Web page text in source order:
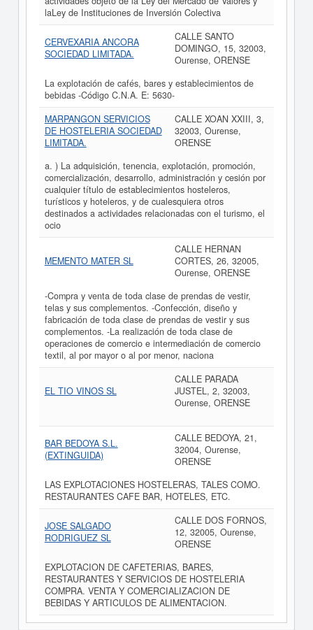
laLey de Instituciones de Inversión Colectiva
CERVEXARIA ANCORA
SOCIEDAD LIMITADA.
CALLE SANTO
DOMINGO, 15, 32003,
Ourense, ORENSE
La explotación de cafés, bares y establecimientos de
bebidas -Código C.N.A. E: 5630-
MARPANGON SERVICIOS
DE HOSTELERIA SOCIEDAD
LIMITADA.
CALLE XOAN XXIII, 3,
32003, Ourense,
ORENSE
a. ) La adquisición, tenencia, explotación, promoción,
comercialización, desarrollo, administración y cesión por
cualquier título de establecimientos hosteleros,
turísticos y hoteleros, y de cualesquiera otros
destinados a actividades relacionadas con el turismo, el
ocio
MEMENTO MATER SL
CALLE HERNAN
CORTES, 26, 32005,
Ourense, ORENSE
-Compra y venta de toda clase de prendas de vestir,
telas y sus complementos. -Confección, diseño y
fabricación de toda clase de prendas de vestir y sus
complementos. -La realización de toda clase de
operaciones de comercio e intermediación de comercio
textil, al por mayor o al por menor, naciona
EL TIO VINOS SL
CALLE PARADA
JUSTEL, 2, 32003,
Ourense, ORENSE
BAR BEDOYA S.L.
(EXTINGUIDA)
CALLE BEDOYA, 21,
32004, Ourense,
ORENSE
LAS EXPLOTACIONES HOSTELERAS, TALES COMO.
RESTAURANTES CAFE BAR, HOTELES, ETC.
JOSE SALGADO
RODRIGUEZ SL
CALLE DOS FORNOS,
12, 32005, Ourense,
ORENSE
EXPLOTACION DE CAFETERIAS, BARES,
RESTAURANTES Y SERVICIOS DE HOSTELERIA
COMPRA. VENTA Y COMERCIALIZACION DE
BEBIDAS Y ARTICULOS DE ALIMENTACION.